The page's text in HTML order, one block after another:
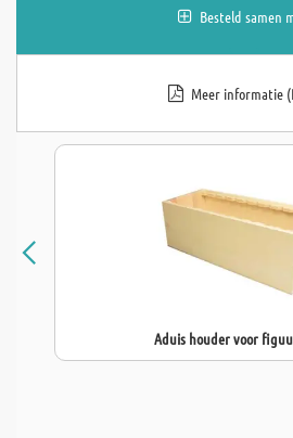
Besteld samen
Meer informatie
Aduis houder voor